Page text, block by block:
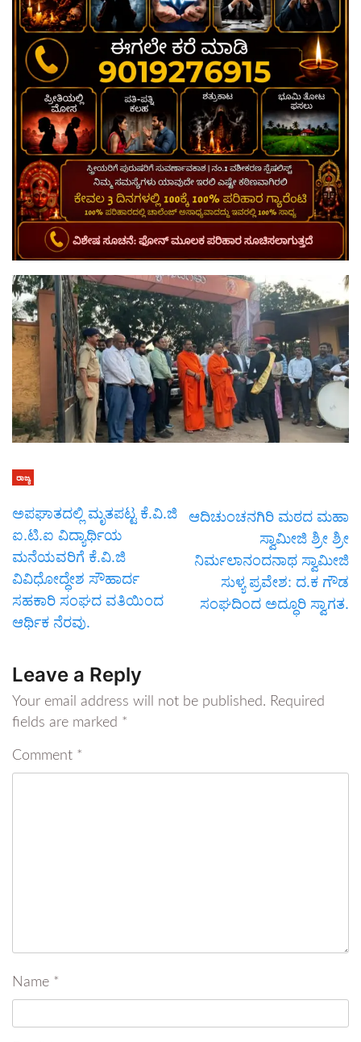
ರಾಜ್ಯ
ಅಪಘಾತದಲ್ಲಿ ಮೃತಪಟ್ಟ ಕೆ.ವಿ.ಜಿ
ಐ.ಟಿ.ಐ ವಿದ್ಯಾರ್ಥಿಯ
ಮನೆಯವರಿಗೆ ಕೆ.ವಿ.ಜಿ
ವಿವಿಧೋದ್ಧೇಶ ಸೌಹಾರ್ದ
ಸಹಕಾರಿ ಸಂಘದ ವತಿಯಿಂದ
ಆರ್ಥಿಕ ನೆರವು.
ಆದಿಚುಂಚನಗಿರಿ ಮಠದ ಮಹಾ
ಸ್ವಾಮೀಜಿ ಶ್ರೀ ಶ್ರೀ
ನಿರ್ಮಲಾನಂದನಾಥ ಸ್ವಾಮೀಜಿ
ಸುಳ್ಯ ಪ್ರವೇಶ: ದ.ಕ ಗೌಡ
ಸಂಘದಿಂದ ಅದ್ಧೂರಿ ಸ್ವಾಗತ.
Leave a Reply
Your email address will not be published. Required
fields are marked *
Comment *
Name *